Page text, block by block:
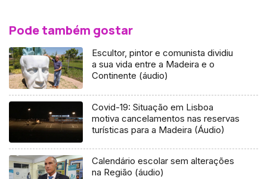
Pode também gostar
Escultor, pintor e comunista dividiu
a sua vida entre a Madeira e o
Continente (áudio)
Covid-19: Situação em Lisboa
motiva cancelamentos nas reservas
turísticas para a Madeira (Áudio)
Calendário escolar sem alterações
na Região (áudio)